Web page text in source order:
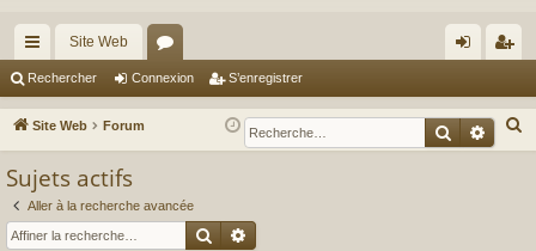
cc
ès
ra
pi
de
Site Web
or
u
m
ne
xi
nr
eg
Rechercher Connexion S’enregistrer
Site Web Forum
e
Sujets actifs
Aller à la recherche avancée
Rechercher